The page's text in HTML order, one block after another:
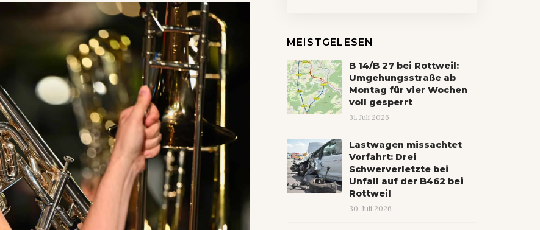
MEISTGELESEN
B 14/B 27 bei Rottweil:
Umgehungsstraße ab
Montag für vier Wochen
voll gesperrt
31. Juli 2026
Lastwagen missachtet
Vorfahrt: Drei
Schwerverletzte bei
Unfall auf der B462 bei
Rottweil
30. Juli 2026